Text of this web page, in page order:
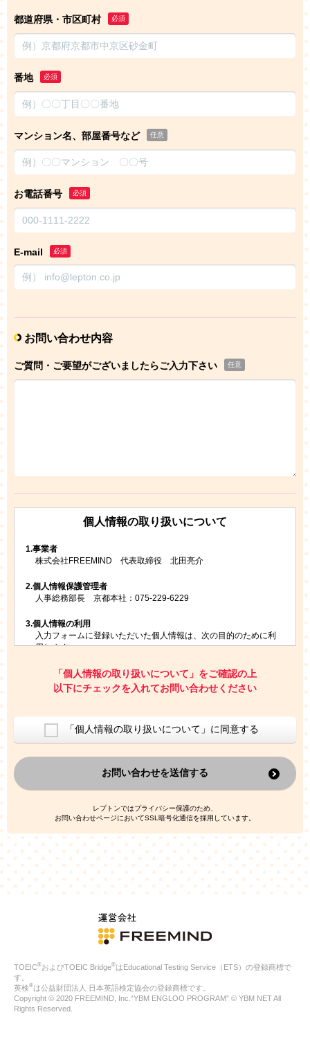
都道府県・市区町村 必須
番地 必須
マンション名、部屋番号など 任意
お電話番号 必須
E-mail 必須
お問い合わせ内容
ご質問・ご要望がございましたらご入力下さい 任意
個人情報の取り扱いについて
1.事業者
株式会社FREEMIND 代表取締役 北田亮介
2.個人情報保護管理者
人事総務部長 京都本社：075-229-6229
3.個人情報の利用
入力フォームに登録いただいた個人情報は、次の目的のために利
用します。
お問い合わせにお答えするため
レプトンのキャンペーンや新商品（新サービス）、新規開講教
室等をご案内するため
ご利用者の個人情報を、本人が特定されないデータに不可逆変
換した上で、広告・宣伝・販売促進活動に役立てること
上記の利用目的のために第三者へ提供すること
なお、この利用目的を超えた個人情報の取扱いは行いません。ま
た、これ以外の目的で個人情報を利用することはありません。
人情報を、本人が特定されないデータに不可逆変換した上で第三
者広告配信事業者においてマッチングを行い、その結果に基づい
て広告を配信することがあります。第三者広告配信事業者が、こ
れらの情報を広告配信以外の目的で利用することはありません。
4.
個人情報の第三者への提供
当社は、次の場合を除き、ご本人の同意なしに個人情報を第三者
に提供することはありません。
ご本人の同意がある場合
法令に基づく場合
人の生命、身体または財産の保護のために必要がある場合であ
公衆衛生の向上または児童の健全な育成の推進のために特に必
合
特定した利用目的の達成に必要な範囲内において、個人情報の
「個人情報の取り扱いについて」をご確認の上
以下にチェックを入れてお問い合わせください
「個人情報の取り扱いについて」に同意する
お問い合わせを送信する
レプトンではプライバシー保護のため、
お問い合わせページにおいてSSL暗号化通信を採用しています。
TOEIC®およびTOEIC Bridge®はEducational Testing Service（ETS）の登録商標で
す。
英検®は公益財団法人 日本英語検定協会の登録商標です。
Copyright © 2020 FREEMIND, Inc.“YBM ENGLOO PROGRAM” © YBM NET All
Rights Reserved.